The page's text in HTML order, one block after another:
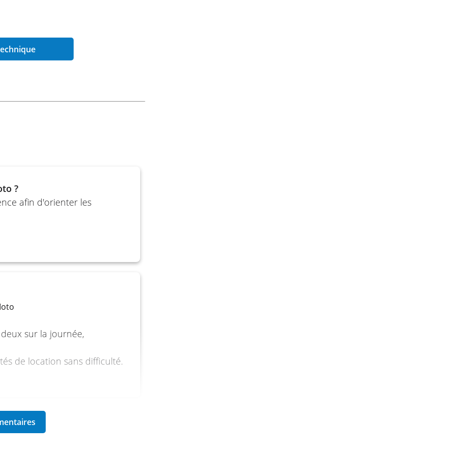
étrier flottant Nissin à double
Nissin à double piston, ABS
?
afin d'orienter les
sur la journée,
de location sans difficulté.